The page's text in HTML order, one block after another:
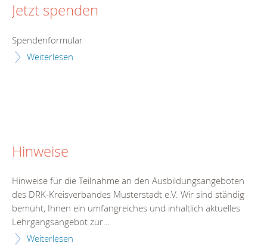
Jetzt spenden
Spendenformular
Weiterlesen
Hinweise
Hinweise für die Teilnahme an den Ausbildungsangeboten
des DRK-Kreisverbandes Musterstadt e.V. Wir sind ständig
bemüht, Ihnen ein umfangreiches und inhaltlich aktuelles
Lehrgangsangebot zur...
Weiterlesen